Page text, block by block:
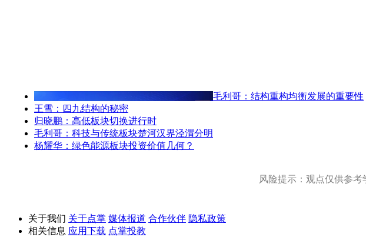
毛利哥：结构重构均衡发展的重要性
王雪：四九结构的秘密
归晓鹏：高低板块切换进行时
毛利哥：科技与传统板块楚河汉界泾渭分明
杨耀华：绿色能源板块投资价值几何？
风险提示：观点仅供参考
关于我们 关于点掌 媒体报道 合作伙伴 隐私政策
相关信息 应用下载 点掌投教